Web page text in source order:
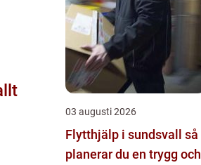
03 augusti 2026
Flytthjälp i sundsvall så
planerar du en trygg och